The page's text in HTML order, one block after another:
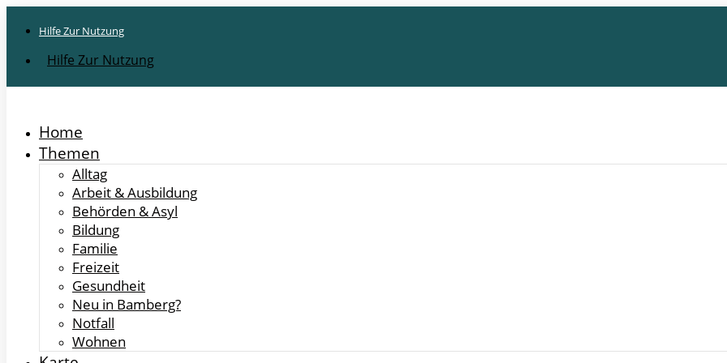
Hilfe Zur Nutzung
Hilfe Zur Nutzung
Home
Themen
Alltag
Arbeit & Ausbildung
Behörden & Asyl
Bildung
Familie
Freizeit
Gesundheit
Neu in Bamberg?
Notfall
Wohnen